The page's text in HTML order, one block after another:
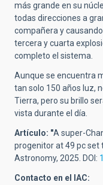
más grande en su
todas direcciones a
compañera y
tercera y cuarta
completo el sistema.
Aunque se encuentra
tan solo 150 años luz,
Tierra, pero su brillo
vista durante el día.
Artículo: "A super-
progenitor at 49 pc set
Astronomy, 2025. DOI:
Contacto en el IAC: